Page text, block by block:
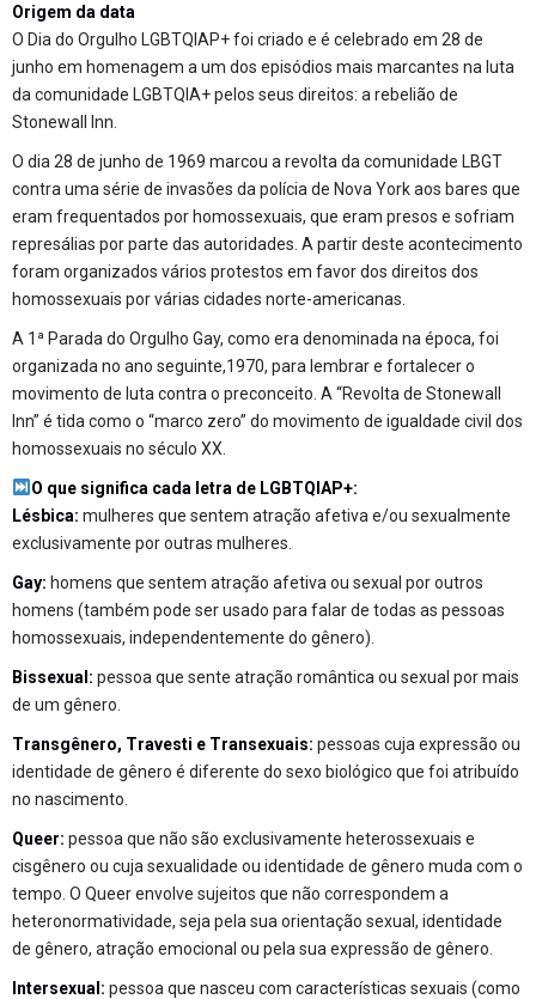
Origem da data
O Dia do Orgulho LGBTQIAP+ foi criado e é celebrado em 28 de
junho em homenagem a um dos episódios mais marcantes na luta
da comunidade LGBTQIA+ pelos seus direitos: a rebelião de
Stonewall Inn.
O dia 28 de junho de 1969 marcou a revolta da comunidade LBGT
contra uma série de invasões da polícia de Nova York aos bares que
eram frequentados por homossexuais, que eram presos e sofriam
represálias por parte das autoridades. A partir deste acontecimento
foram organizados vários protestos em favor dos direitos dos
homossexuais por várias cidades norte-americanas.
A 1ª Parada do Orgulho Gay, como era denominada na época, foi
organizada no ano seguinte,1970, para lembrar e fortalecer o
movimento de luta contra o preconceito. A “Revolta de Stonewall
Inn” é tida como o “marco zero” do movimento de igualdade civil dos
homossexuais no século XX.
O que significa cada letra de LGBTQIAP+:
Lésbica: mulheres que sentem atração afetiva e/ou sexualmente
exclusivamente por outras mulheres.
Gay: homens que sentem atração afetiva ou sexual por outros
homens (também pode ser usado para falar de todas as pessoas
homossexuais, independentemente do gênero).
Bissexual: pessoa que sente atração romântica ou sexual por mais
de um gênero.
Transgênero, Travesti e Transexuais: pessoas cuja expressão ou
identidade de gênero é diferente do sexo biológico que foi atribuído
no nascimento.
Queer: pessoa que não são exclusivamente heterossexuais e
cisgênero ou cuja sexualidade ou identidade de gênero muda com o
tempo. O Queer envolve sujeitos que não correspondem a
heteronormatividade, seja pela sua orientação sexual, identidade
de gênero, atração emocional ou pela sua expressão de gênero.
Intersexual: pessoa que nasceu com características sexuais (como